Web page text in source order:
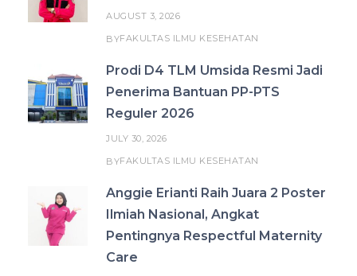
AUGUST 3, 2026
BYFAKULTAS ILMU KESEHATAN
Prodi D4 TLM Umsida Resmi Jadi
Penerima Bantuan PP-PTS
Reguler 2026
JULY 30, 2026
BYFAKULTAS ILMU KESEHATAN
Anggie Erianti Raih Juara 2 Poster
Ilmiah Nasional, Angkat
Pentingnya Respectful Maternity
Care